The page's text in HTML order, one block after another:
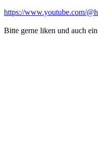
https://www.youtube.com/
Bitte gerne liken und auch